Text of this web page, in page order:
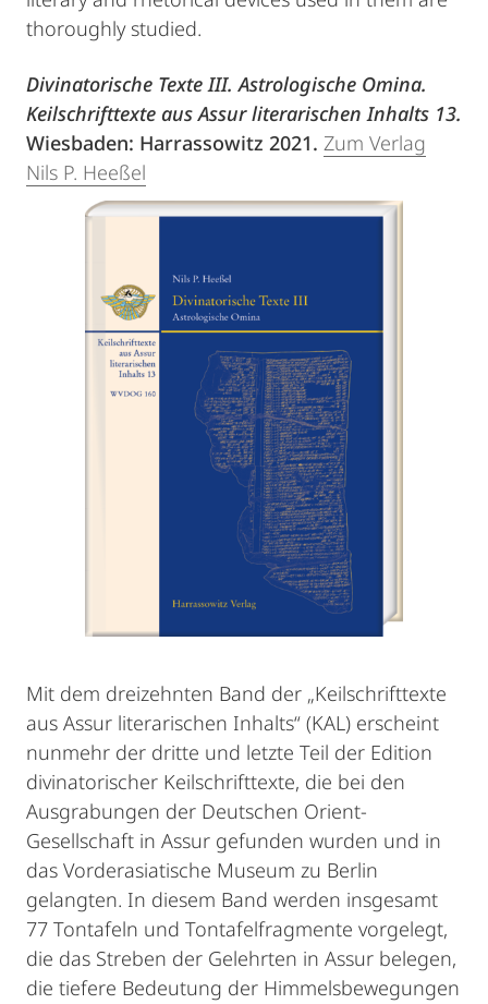
thoroughly studied.
Divinatorische Texte III. Astrologische Omina.
Keilschrifttexte aus Assur literarischen Inhalts 13.
Wiesbaden: Harrassowitz 2021. Zum Verlag
Nils P. Heeßel
Mit dem dreizehnten Band der „Keilschrifttexte
aus Assur literarischen Inhalts“ (KAL) erscheint
nunmehr der dritte und letzte Teil der Edition
divinatorischer Keilschrifttexte, die bei den
Ausgrabungen der Deutschen Orient-
Gesellschaft in Assur gefunden wurden und in
das Vorderasiatische Museum zu Berlin
gelangten. In diesem Band werden insgesamt
77 Tontafeln und Tontafelfragmente vorgelegt,
die das Streben der Gelehrten in Assur belegen,
die tiefere Bedeutung der Himmelsbewegungen